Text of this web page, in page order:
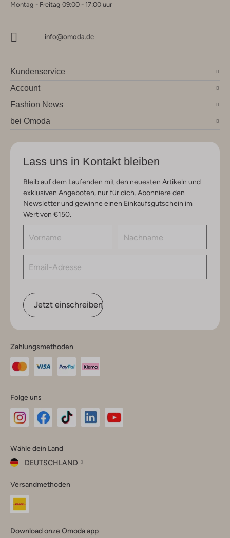
Montag - Freitag 09:00 - 17:00 uur
info@omoda.de
Kundenservice
Account
Fashion News
bei Omoda
Lass uns in Kontakt bleiben
Bleib auf dem Laufenden mit den neuesten Artikeln und
exklusiven Angeboten, nur für dich. Abonniere den
Newsletter und gewinne einen Einkaufsgutschein im
Wert von €150.
Jetzt einschreiben
Zahlungsmethoden
Folge uns
Instagram
Facebook
TikTok
Wähle dein Land
DEUTSCHLAND
dein
Land
Versandmethoden
Download onze Omoda app